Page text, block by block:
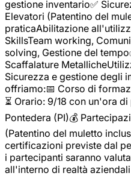
gestione inventario✅
Elevatori (Patentino del
praticaAbilitazione
SkillsTeam working,
solving, Gestione del
Scaffalature
Sicurezza e gestione degli
offriamo:📅 Corso di
⏳ Orario: 9/18 con un'ora
Pontedera (PI)💰
(Patentino del muletto
certificazioni previste dal
i partecipanti saranno
all'interno di realtà